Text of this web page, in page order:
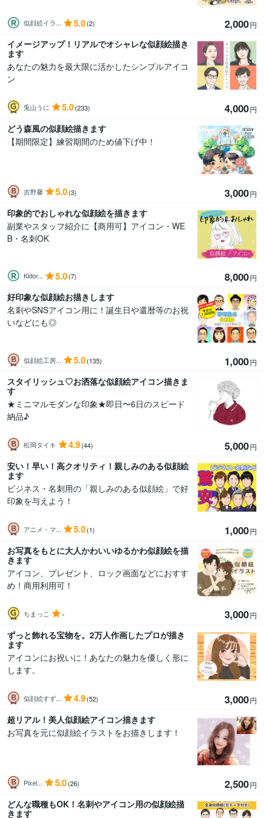
似顔絵イラ... 5.0(2) 2,000円
イメージアップ！リアルでオシャレな似顔絵描き
ます
あなたの魅力を最大限に活かしたシンプルアイコ
ン
兎山うに 5.0(233) 4,000円
どう森風の似顔絵描きます
【期間限定】練習期間のため値下げ中！
吉野馨 5.0(3) 3,000円
印象的でおしゃれな似顔絵を描きます
副業やスタッフ紹介に【商用可】アイコン・WE
B・名刺OK
Kidor... 5.0(7) 8,000円
好印象な似顔絵お描きします
名刺やSNSアイコン用に！誕生日や還暦等のお祝
いなどにも◎
似顔絵工房... 5.0(135) 1,000円
スタイリッシュ♡お洒落な似顔絵アイコン描きま
す
★ミニマルモダンな印象★即日〜6日のスピード
納品♪
松岡タイキ 4.9(44) 5,000円
安い！早い！高クオリティ！親しみのある似顔絵
ます
ビジネス・名刺用の「親しみのある似顔絵」で好
印象を与えよう！
アニメ・マ... 5.0(1) 1,000円
お写真をもとに大人かわいいゆるかわ似顔絵を描
きます
アイコン、プレゼント、ロック画面などにおすす
め！商用利用可！
ちまっこ - 3,000円
ずっと飾れる宝物を。2万人作画したプロが描き
ます
アイコンにお祝いに！あなたの魅力を優しく形に
します。
似顔絵すず... 4.9(52) 3,000円
超リアル！美人似顔絵アイコン描きます
お写真を元に似顔絵イラストをお描きします！
Pixel... 5.0(26) 2,500円
どんな職種もOK！名刺やアイコン用の似顔絵描
きます